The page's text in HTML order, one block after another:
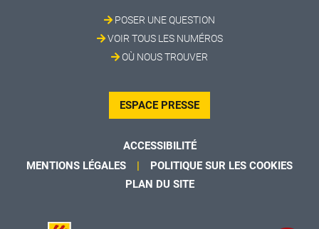
POSER UNE QUESTION
VOIR TOUS LES NUMÉROS
OÙ NOUS TROUVER
ESPACE PRESSE
ACCESSIBILITÉ
MENTIONS LÉGALES
POLITIQUE SUR LES COOKIES
PLAN DU SITE